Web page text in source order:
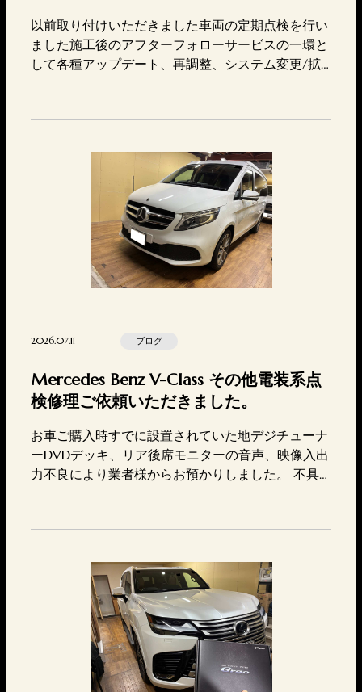
以前取り付けいただきました車両の定期点検を行い
ました施工後のアフターフォローサービスの一環と
して各種アップデート、再調整、システム変更/拡
ございませんので予めご承知おきください セキュ
日と比較的しっかりと担保する事で施工内容も充分
なクオリティでご提供する事が可…
2026.07.11 ブログ
Mercedes Benz V-Class その他電装系点
検修理ご依頼いただきました。
お車ご購入時すでに設置されていた地デジチューナ
ーDVDデッキ、リア後席モニターの音声、映像入出
力不良により業者様からお預かりしました。 不具
部品供給のあるものの対応のみとさせていただいて
的にご対応させていただいております。 何卒ご理
解ご協力の程、よろしくお願い申…